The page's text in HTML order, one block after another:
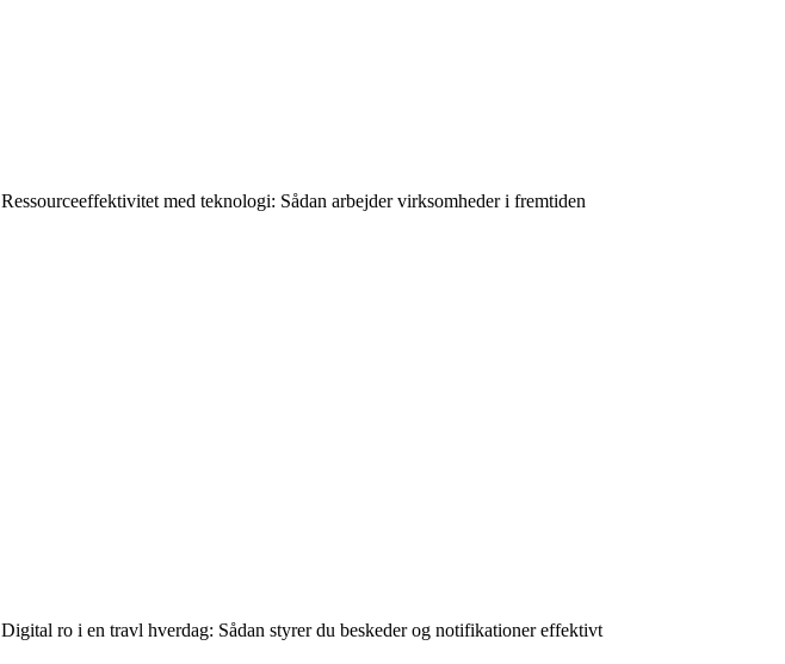
Ressourceeffektivitet med teknologi: Sådan arbejder virksomheder i fremtiden
Digital ro i en travl hverdag: Sådan styrer du beskeder og notifikationer effektivt